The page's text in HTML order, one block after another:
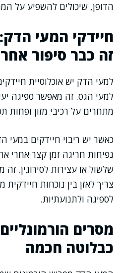
הדופן, שיכולים להשפיע על
חיידקי המעי
זה כבר סיפור אחר
למעי הדק יש אוכלוסיית
למעי הגס. זה מאפשר ספיגה
מתחרים על רכיבי מזון ופחות
כאשר יש ריבוי חיידקים במעי
נפיחות חריגה זמן קצר אחרי
שלשול או עצירות לסירוגין.
צריך לאזן בין נוכחות
לספיגה ולתנועתיות.
מסרים
כבלוטה חכמה